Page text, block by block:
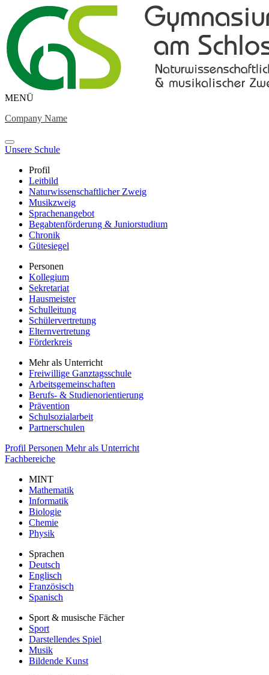
MENÜ
Company Name
Unsere Schule
Profil
Leitbild
Naturwissenschaftlicher Zweig
Musikzweig
Sprachenangebot
Begabtenförderung & Juniorstudium
Chronik
Gütesiegel
Personen
Kollegium
Sekretariat
Hausmeister
Schulleitung
Schülervertretung
Elternvertretung
Förderkreis
Mehr als Unterricht
Freiwillige Ganztagsschule
Arbeitsgemeinschaften
Berufs- & Studienorientierung
Prävention
Schulsozialarbeit
Partnerschulen
Profil Personen Mehr als Unterricht
Fachbereiche
MINT
Mathematik
Informatik
Biologie
Chemie
Physik
Sprachen
Deutsch
Englisch
Französisch
Spanisch
Sport & musische Fächer
Sport
Darstellendes Spiel
Musik
Bildende Kunst